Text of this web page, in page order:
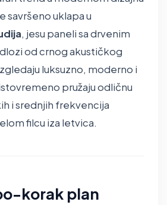
savršeno uklapa u
, jesu paneli sa drvenim
od crnog akustičkog
luksuzno, moderno i
pružaju odličnu
i srednjih frekvencija
filcu iza letvica.
korak plan